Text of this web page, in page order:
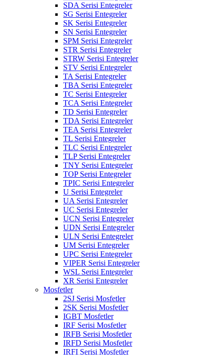
SDA Serisi Entegreler
SG Serisi Entegreler
SK Serisi Entegreler
SN Serisi Entegreler
SPM Serisi Entegreler
STR Serisi Entegreler
STRW Serisi Entegreler
STV Serisi Entegreler
TA Serisi Entegreler
TBA Serisi Entegreler
TC Serisi Entegreler
TCA Serisi Entegreler
TD Serisi Entegreler
TDA Serisi Entegreler
TEA Serisi Entegreler
TL Serisi Entegreler
TLC Serisi Entegreler
TLP Serisi Entegreler
TNY Serisi Entegreler
TOP Serisi Entegreler
TPIC Serisi Entegreler
U Serisi Entegreler
UA Serisi Entegreler
UC Serisi Entegreler
UCN Serisi Entegreler
UDN Serisi Entegreler
ULN Serisi Entegreler
UM Serisi Entegreler
UPC Serisi Entegreler
VIPER Serisi Entegreler
WSL Serisi Entegreler
XR Serisi Entegreler
Mosfetler
2SJ Serisi Mosfetler
2SK Serisi Mosfetler
IGBT Mosfetler
IRF Serisi Mosfetler
IRFB Serisi Mosfetler
IRFD Serisi Mosfetler
IRFI Serisi Mosfetler